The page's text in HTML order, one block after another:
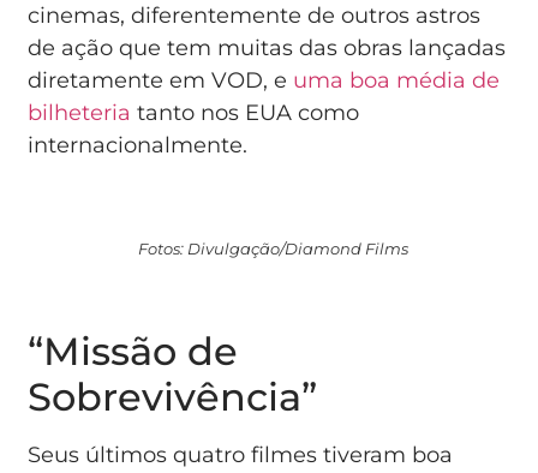
cinemas, diferentemente de outros astros
de ação que tem muitas das obras lançadas
diretamente em VOD, e uma boa média de
bilheteria tanto nos EUA como
internacionalmente.
Fotos: Divulgação/Diamond Films
“Missão de
Sobrevivência”
Seus últimos quatro filmes tiveram boa